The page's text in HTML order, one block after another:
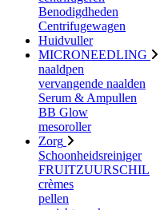
Benodigdheden
Centrifugewagen
Huidvuller
MICRONEEDLING
naaldpen
vervangende naalden
Serum & Ampullen
BB Glow
mesoroller
Zorg
Schoonheidsreiniger
FRUITZUURSCHIL
crèmes
pellen